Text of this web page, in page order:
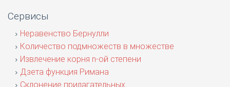
Сервисы
Неравенство Бернулли
Количество подмножеств в множестве
Извлечение корня n-ой степени
Дзета функция Римана
Склонение прилагательных